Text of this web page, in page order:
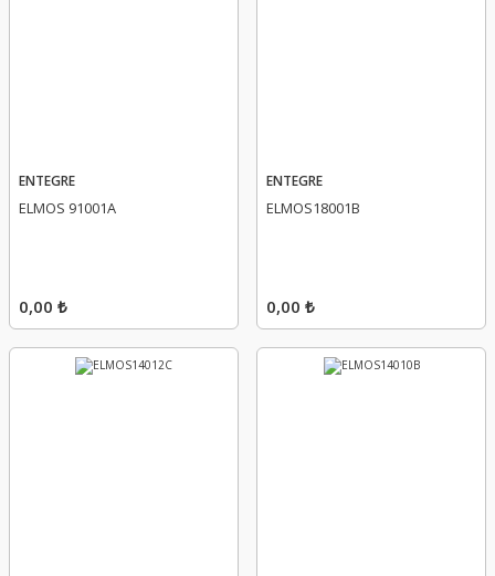
ENTEGRE
ELMOS 91001A
0,00 ₺
ENTEGRE
ELMOS18001B
0,00 ₺